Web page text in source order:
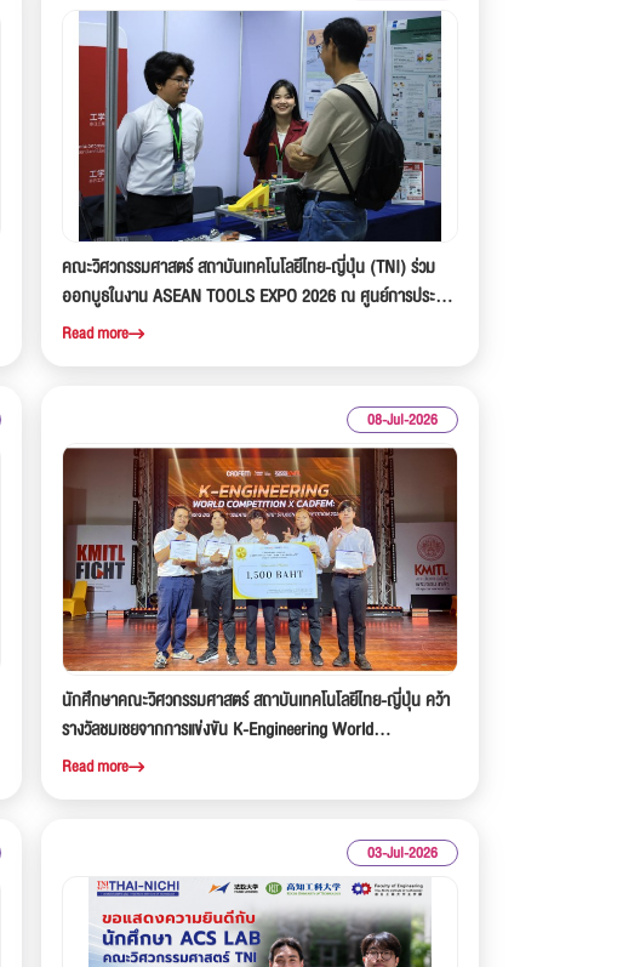
คณะวิศวกรรมศาสตร์ สถาบันเทคโนโลยีไทย-ญี่ปุ่น (TNI) ร่วม
ออกบูธในงาน ASEAN TOOLS EXPO 2026 ณ ศูนย์การประชุม
แห่งชาติสิริกิต์
Read more
08-Jul-2026
นักศึกษาคณะวิศวกรรมศาสตร์ สถาบันเทคโนโลยีไทย-ญี่ปุ่น คว้า
รางวัลชมเชยจากการแข่งขัน K-Engineering World
Competition x CADFEM 2026
Read more
03-Jul-2026